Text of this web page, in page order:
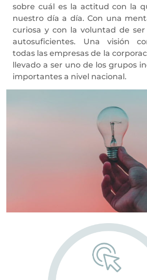
sobre cuál es la actitud con la
nuestro día a día. Con una
curiosa y con la voluntad de
autosuficientes. Una visión
todas las empresas de la
llevado a ser uno de los grupos
importantes a nivel nacional.